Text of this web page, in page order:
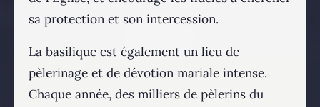
sa protection et son intercession.
La basilique est également un lieu de
pèlerinage et de dévotion mariale intense.
Chaque année, des milliers de pèlerins du